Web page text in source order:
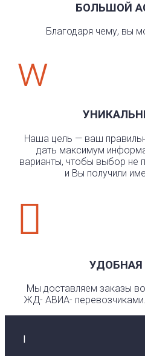
БОЛЬШОЙ
Благодаря чему, вы
w
Наша цель — ваш
дать максимум
варианты, чтобы выбор не
и Вы получили

Мы доставляем заказы
ЖД- АВИА-